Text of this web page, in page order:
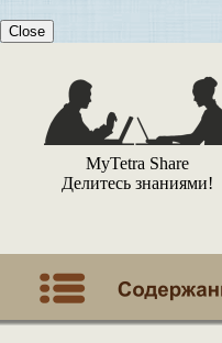
Close
MyTetra Share
Делитесь знаниями!